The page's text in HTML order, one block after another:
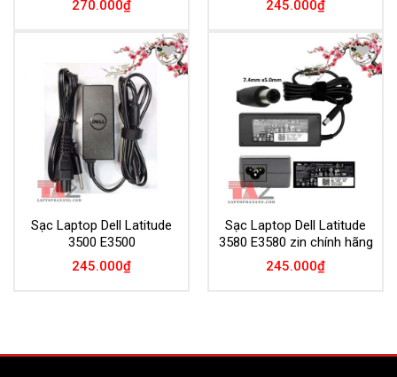
270.000₫
245.000₫
Add to
Wishlist
Sạc Laptop Dell Latitude
3500 E3500
245.000₫
Add to
Wishlist
Sạc Laptop Dell Latitude
3580 E3580 zin chính hãng
245.000₫